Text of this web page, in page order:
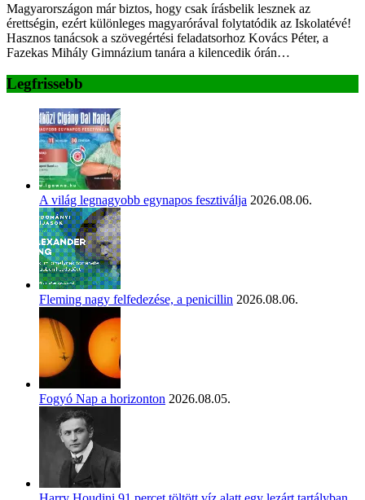
Magyarországon már biztos, hogy csak írásbelik lesznek az
érettségin, ezért különleges magyarórával folytatódik az Iskolatévé!
Hasznos tanácsok a szövegértési feladatsorhoz Kovács Péter, a
Fazekas Mihály Gimnázium tanára a kilencedik órán…
Legfrissebb
A világ legnagyobb egynapos fesztiválja 2026.08.06.
Fleming nagy felfedezése, a penicillin 2026.08.06.
Fogyó Nap a horizonton 2026.08.05.